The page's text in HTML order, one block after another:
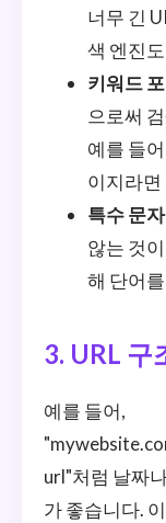
너무 긴
색 엔진
키워드
으로써
예를 들
이지라면
특수 문
않는 것
해 단어
3. URL 구
예를 들어,
url"처럼 날짜
가 좋습니다.